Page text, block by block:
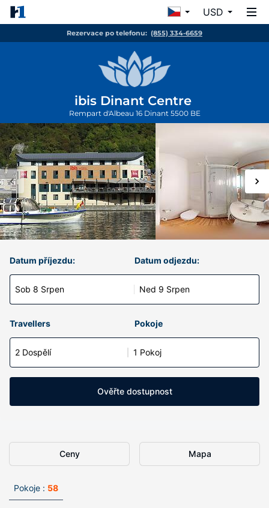
USD
Rezervace po telefonu: (855) 334-6659
ibis Dinant Centre
Rempart d'Albeau 16 Dinant 5500 BE
Datum příjezdu:
Sob 8 Srpen
Datum odjezdu:
Ned 9 Srpen
Travellers Pokoje
2 Dospělí 1 Pokoj
Ověřte dostupnost
Ceny Mapa
Pokoje : 58